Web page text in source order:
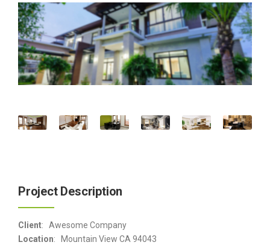
Project Description
Client: Awesome Company
Location: Mountain View CA 94043